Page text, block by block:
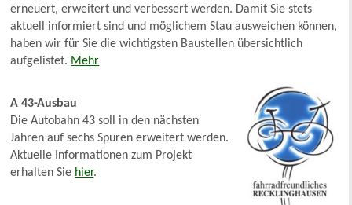
erneuert, erweitert und verbessert werden. Damit Sie stets
aktuell informiert sind und möglichem Stau ausweichen können,
haben wir für Sie die wichtigsten Baustellen übersichtlich
aufgelistet. Mehr
A 43-Ausbau
Die Autobahn 43 soll in den nächsten
Jahren auf sechs Spuren erweitert werden.
Aktuelle Informationen zum Projekt
erhalten Sie hier.